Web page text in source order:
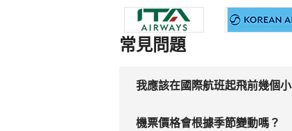
常見問題
我應該在國際航班起飛前幾個
機票價格會根據季節變動嗎？